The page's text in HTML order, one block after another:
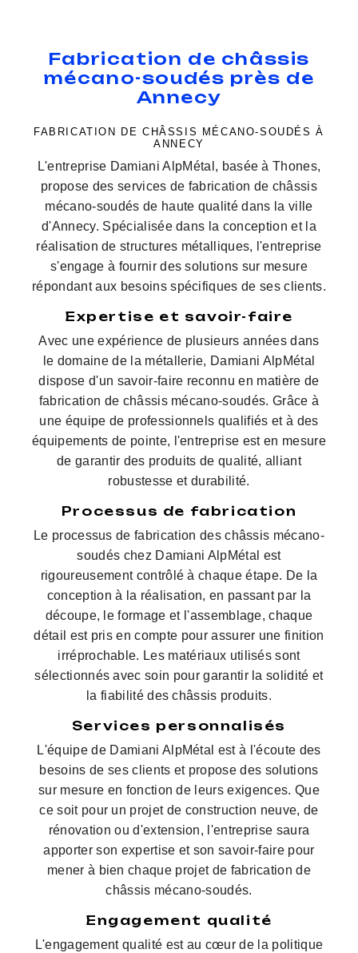
Fabrication de châssis
mécano-soudés près de
Annecy
FABRICATION DE CHÂSSIS MÉCANO-SOUDÉS À
ANNECY
L'entreprise Damiani AlpMétal, basée à Thones,
propose des services de fabrication de châssis
mécano-soudés de haute qualité dans la ville
d'Annecy. Spécialisée dans la conception et la
réalisation de structures métalliques, l'entreprise
s'engage à fournir des solutions sur mesure
répondant aux besoins spécifiques de ses clients.
Expertise et savoir-faire
Avec une expérience de plusieurs années dans
le domaine de la métallerie, Damiani AlpMétal
dispose d'un savoir-faire reconnu en matière de
fabrication de châssis mécano-soudés. Grâce à
une équipe de professionnels qualifiés et à des
équipements de pointe, l'entreprise est en mesure
de garantir des produits de qualité, alliant
robustesse et durabilité.
Processus de fabrication
Le processus de fabrication des châssis mécano-
soudés chez Damiani AlpMétal est
rigoureusement contrôlé à chaque étape. De la
conception à la réalisation, en passant par la
découpe, le formage et l'assemblage, chaque
détail est pris en compte pour assurer une finition
irréprochable. Les matériaux utilisés sont
sélectionnés avec soin pour garantir la solidité et
la fiabilité des châssis produits.
Services personnalisés
L'équipe de Damiani AlpMétal est à l'écoute des
besoins de ses clients et propose des solutions
sur mesure en fonction de leurs exigences. Que
ce soit pour un projet de construction neuve, de
rénovation ou d'extension, l'entreprise saura
apporter son expertise et son savoir-faire pour
mener à bien chaque projet de fabrication de
châssis mécano-soudés.
Engagement qualité
L'engagement qualité est au cœur de la politique